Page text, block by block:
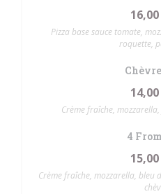
16,00
Pizza base sauce tomate,
roquette,
14,00
Crème fraîche,
4
15,00
Crème fraîche, mozzarella, bleu